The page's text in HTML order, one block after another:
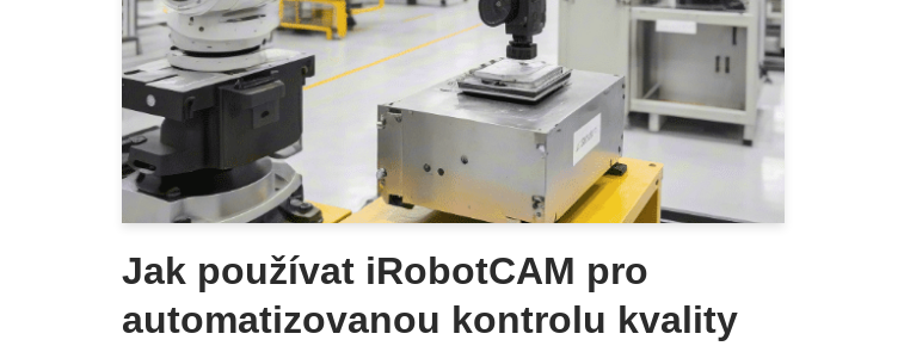
Jak používat iRobotCAM pro
automatizovanou kontrolu kvality